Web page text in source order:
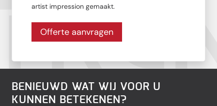
artist impression gemaakt.
Offerte aanvragen
BENIEUWD WAT WIJ VOOR U
KUNNEN BETEKENEN?